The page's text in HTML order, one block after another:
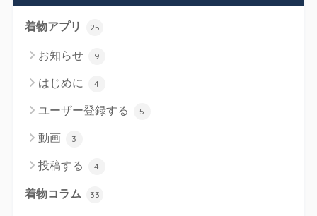
着物アプリ 25
お知らせ 9
はじめに 4
ユーザー登録する 5
動画 3
投稿する 4
着物コラム 33